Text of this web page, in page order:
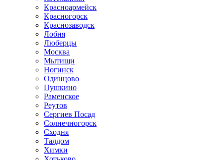
Красноармейск
Красногорск
Краснозаводск
Лобня
Люберцы
Москва
Мытищи
Ногинск
Одинцово
Пушкино
Раменское
Реутов
Сергиев Посад
Солнечногорск
Сходня
Талдом
Химки